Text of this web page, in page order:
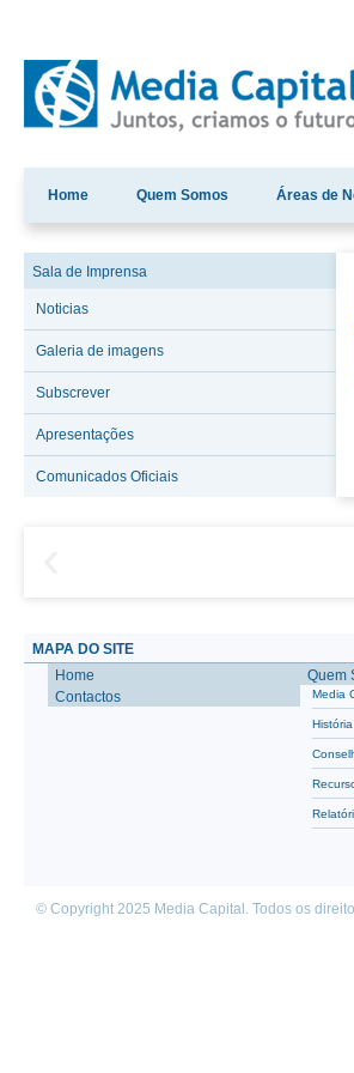
Home Quem Somos Áreas de
Sala de Imprensa
Noticias
Galeria de imagens
Subscrever
Apresentações
Comunicados Oficiais
MAPA DO SITE
Home
Contactos
Quem
Media
História
© Copyright 2025 Media Capital. Todos os